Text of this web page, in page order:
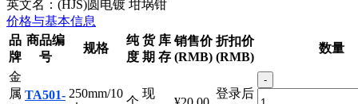
英文名：(HJS)圆电镀 坩埚钳
价格与基本信息
品
牌
商品编
纯 货 库 销售价 折扣价
金
-